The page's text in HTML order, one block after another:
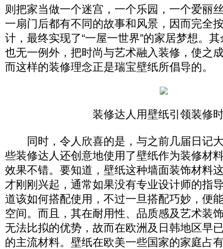
则把家当做一个迷宫，一个乐园，一个爱丽
一扇门后都有不同的故事和风景，因而完全
计，最终实现了“一屋一世界”的家居梦想。
也无一例外，把时尚与艺术融入装修，使之
而这样的装修理念正是瑞宝壁纸所倡导的。
装修达人用壁纸引领装修
同时，令人欣喜的是，与之前几届日记
些装修达人还创意地使用了壁纸作为装修材
效果不错。要知道，壁纸这种墙面装饰材料
才刚刚兴起，通常如果没有专业设计师的指
道该如何搭配使用，不过一旦搭配巧妙，便
空间。而且，其在耐用性、品质感及艺术装
无法比拟的优势，故而在欧洲及日韩地区早
的主流材料。壁纸在欧美一些国家的家庭占